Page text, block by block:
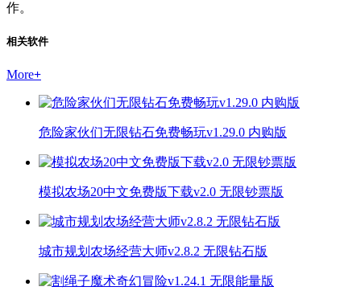
作。
相关软件
More+
危险家伙们无限钻石免费畅玩v1.29.0 内购版
模拟农场20中文免费版下载v2.0 无限钞票版
城市规划农场经营大师v2.8.2 无限钻石版